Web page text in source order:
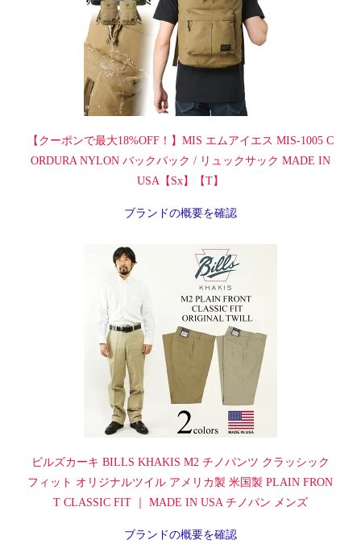
【クーポンで最大18%OFF！】MIS エムアイエス MIS-1005 C
ORDURA NYLON バックパック / リュックサック MADE IN
USA【Sx】【T】
ブランドの概要を確認
ビルズカーキ BILLS KHAKIS M2 チノパンツ クラッシック
フィット オリジナルツイル アメリカ製 米国製 PLAIN FRON
T CLASSIC FIT ｜ MADE IN USA チノパン メンズ
ブランドの概要を確認